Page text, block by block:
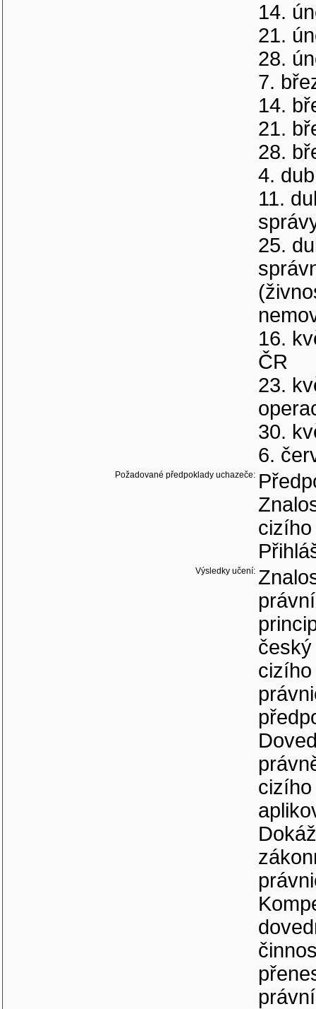
14.
21.
28.
7.
14.
21.
28.
4.
11.
25.
16.
ČR
23.
30.
6.
Požadované předpoklady uchazeče:
Výsledky učení: